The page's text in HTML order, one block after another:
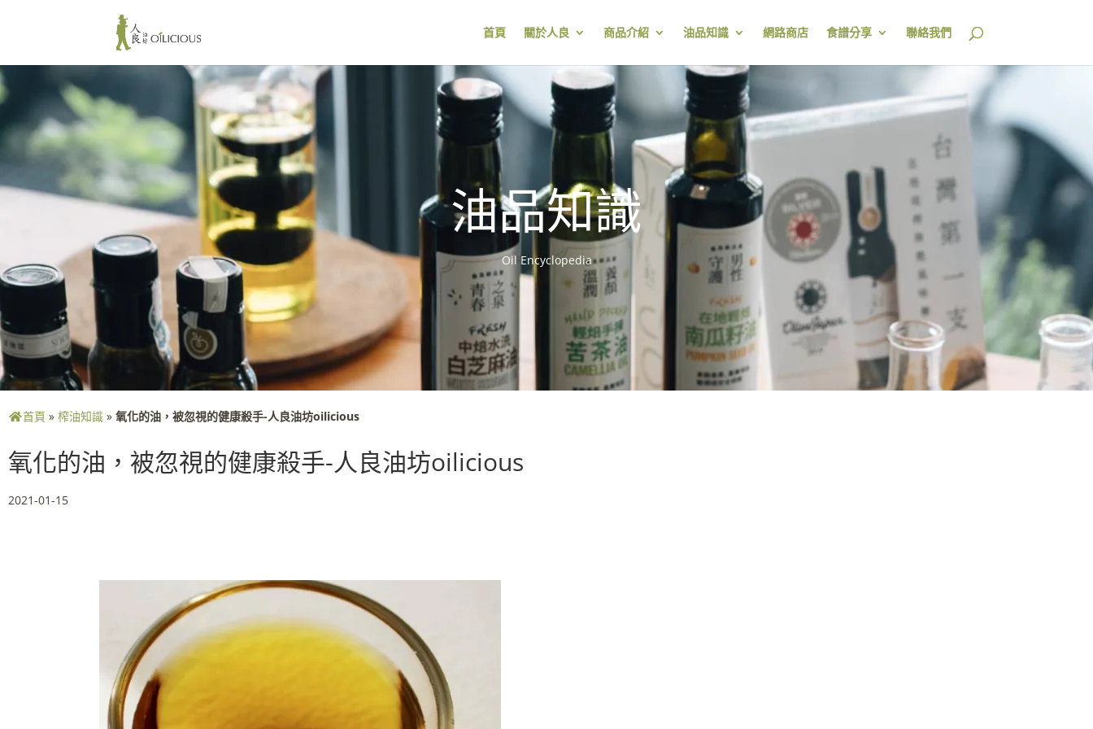
首頁 關於人良 商品介紹 油品知識 網路商店 食譜分享 聯絡我們
油品知識
Oil Encyclopedia
首頁 » 榨油知識» 氧化的油，被忽視的健康殺手-人良油坊oilicious
氧化的油，被忽視的健康殺手-人良油坊oilicious
2021-01-15